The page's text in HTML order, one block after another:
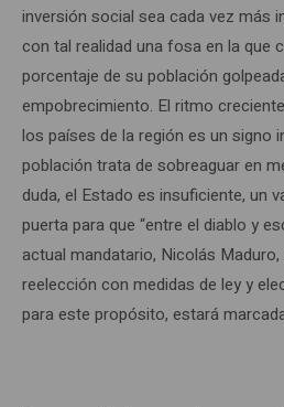
inversión social sea cada vez más
con tal realidad una fosa en la que
porcentaje de su población
empobrecimiento. El ritmo
los países de la región es un signo
población trata de sobreaguar en
duda, el Estado es insuficiente, un
puerta para que “entre el diablo y
actual mandatario, Nicolás
reelección con medidas de ley y
para este propósito, estará